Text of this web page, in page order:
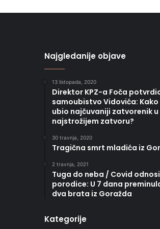
Najgledanije objave
13 listopada, 2020
Direktor KPZ-a Foča
samoubistvo Vidovića: Kako
ubio najčuvaniji zatvorenik u
najstrožijem zatvoru?
30 travnja, 2020
Tragična smrt mladića iz
2 travnja, 2021
Tuga do neba / Covid odnosi
porodice: U 7 dana
dva brata iz Goražda
Kategorije